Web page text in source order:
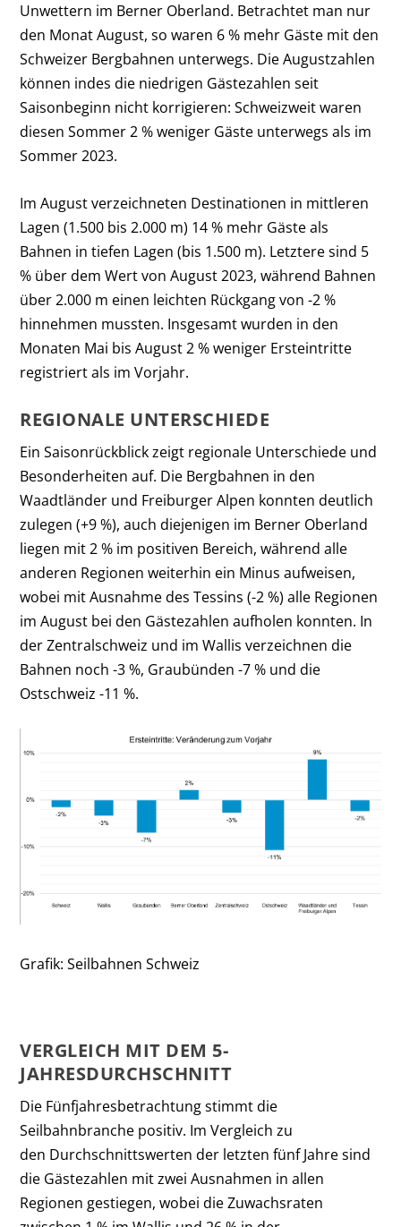
Unwettern im Berner Oberland. Betrachtet man nur
den Monat August, so waren 6 % mehr Gäste mit den
Schweizer Bergbahnen unterwegs. Die Augustzahlen
können indes die niedrigen Gästezahlen seit
Saisonbeginn nicht korrigieren: Schweizweit waren
diesen Sommer 2 % weniger Gäste unterwegs als im
Sommer 2023.
Im August verzeichneten Destinationen in mittleren
Lagen (1.500 bis 2.000 m) 14 % mehr Gäste als
Bahnen in tiefen Lagen (bis 1.500 m). Letztere sind 5
% über dem Wert von August 2023, während Bahnen
über 2.000 m einen leichten Rückgang von -2 %
hinnehmen mussten. Insgesamt wurden in den
Monaten Mai bis August 2 % weniger Ersteintritte
registriert als im Vorjahr.
REGIONALE UNTERSCHIEDE
Ein Saisonrückblick zeigt regionale Unterschiede und
Besonderheiten auf. Die Bergbahnen in den
Waadtländer und Freiburger Alpen konnten deutlich
zulegen (+9 %), auch diejenigen im Berner Oberland
liegen mit 2 % im positiven Bereich, während alle
anderen Regionen weiterhin ein Minus aufweisen,
wobei mit Ausnahme des Tessins (-2 %) alle Regionen
im August bei den Gästezahlen aufholen konnten. In
der Zentralschweiz und im Wallis verzeichnen die
Bahnen noch -3 %, Graubünden -7 % und die
Ostschweiz -11 %.
Grafik: Seilbahnen Schweiz
VERGLEICH MIT DEM 5-
JAHRESDURCHSCHNITT
Die Fünfjahresbetrachtung stimmt die
Seilbahnbranche positiv. Im Vergleich zu
den Durchschnittswerten der letzten fünf Jahre sind
die Gästezahlen mit zwei Ausnahmen in allen
Regionen gestiegen, wobei die Zuwachsraten